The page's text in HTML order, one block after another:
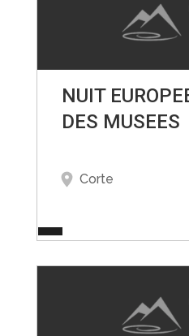
NUIT
DES MUSEES
Corte